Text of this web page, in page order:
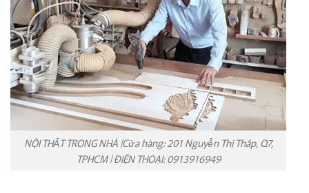
NỘI THẤT TRONG NHÀ |Cửa hàng: 201 Nguyễn Thị Thập, Q7,
TPHCM | ĐIỆN THOẠI: 0913916949